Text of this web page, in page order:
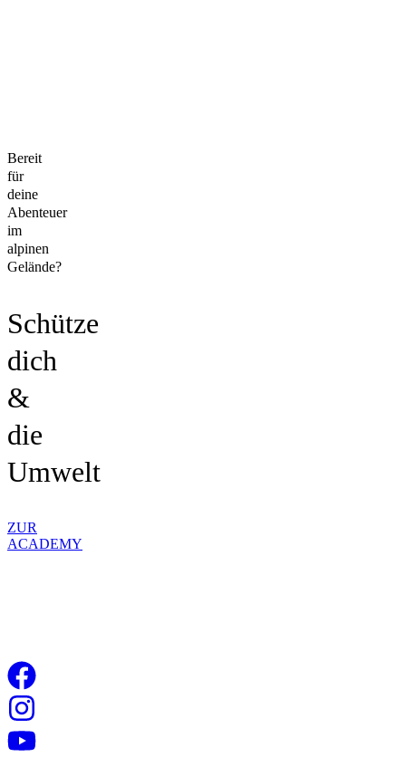
Bereit
für
deine
Abenteuer
im
alpinen
Gelände?
Schütze
dich
&
die
Umwelt
ZUR
ACADEMY